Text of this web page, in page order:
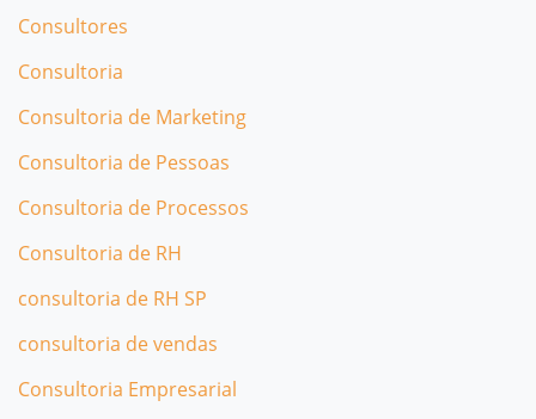
Consultores
Consultoria
Consultoria de Marketing
Consultoria de Pessoas
Consultoria de Processos
Consultoria de RH
consultoria de RH SP
consultoria de vendas
Consultoria Empresarial